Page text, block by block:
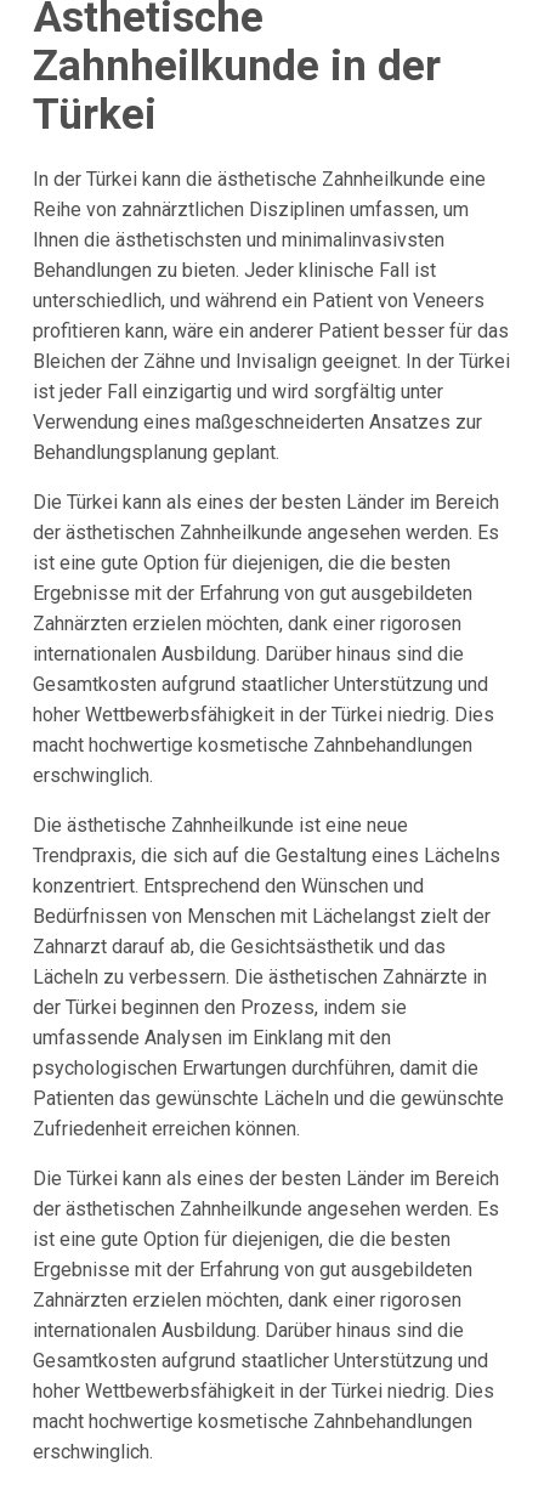
Ästhetische
Zahnheilkunde in der
Türkei
In der Türkei kann die ästhetische Zahnheilkunde eine
Reihe von zahnärztlichen Disziplinen umfassen, um
Ihnen die ästhetischsten und minimalinvasivsten
Behandlungen zu bieten. Jeder klinische Fall ist
unterschiedlich, und während ein Patient von Veneers
profitieren kann, wäre ein anderer Patient besser für das
Bleichen der Zähne und Invisalign geeignet. In der Türkei
ist jeder Fall einzigartig und wird sorgfältig unter
Verwendung eines maßgeschneiderten Ansatzes zur
Behandlungsplanung geplant.
Die Türkei kann als eines der besten Länder im Bereich
der ästhetischen Zahnheilkunde angesehen werden. Es
ist eine gute Option für diejenigen, die die besten
Ergebnisse mit der Erfahrung von gut ausgebildeten
Zahnärzten erzielen möchten, dank einer rigorosen
internationalen Ausbildung. Darüber hinaus sind die
Gesamtkosten aufgrund staatlicher Unterstützung und
hoher Wettbewerbsfähigkeit in der Türkei niedrig. Dies
macht hochwertige kosmetische Zahnbehandlungen
erschwinglich.
Die ästhetische Zahnheilkunde ist eine neue
Trendpraxis, die sich auf die Gestaltung eines Lächelns
konzentriert. Entsprechend den Wünschen und
Bedürfnissen von Menschen mit Lächelangst zielt der
Zahnarzt darauf ab, die Gesichtsästhetik und das
Lächeln zu verbessern. Die ästhetischen Zahnärzte in
der Türkei beginnen den Prozess, indem sie
umfassende Analysen im Einklang mit den
psychologischen Erwartungen durchführen, damit die
Patienten das gewünschte Lächeln und die gewünschte
Zufriedenheit erreichen können.
Die Türkei kann als eines der besten Länder im Bereich
der ästhetischen Zahnheilkunde angesehen werden. Es
ist eine gute Option für diejenigen, die die besten
Ergebnisse mit der Erfahrung von gut ausgebildeten
Zahnärzten erzielen möchten, dank einer rigorosen
internationalen Ausbildung. Darüber hinaus sind die
Gesamtkosten aufgrund staatlicher Unterstützung und
hoher Wettbewerbsfähigkeit in der Türkei niedrig. Dies
macht hochwertige kosmetische Zahnbehandlungen
erschwinglich.